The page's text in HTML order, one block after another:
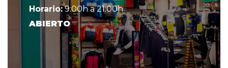
Horario:9:00h a 21:00h
ABIERTO